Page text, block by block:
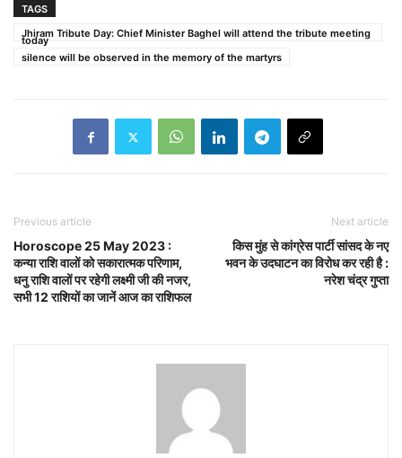
TAGS
Jhiram Tribute Day: Chief Minister Baghel will attend the tribute meeting
today
silence will be observed in the memory of the martyrs
Previous article
Horoscope 25 May 2023 :
कन्या राशि वालों को सकारात्मक परिणाम,
धनु राशि वालों पर रहेगी लक्ष्मी जी की नजर,
सभी 12 राशियों का जानें आज का राशिफल
Next article
किस मुंह से कांग्रेस पार्टी सांसद के नए
भवन के उदघाटन का विरोध कर रही है :
नरेश चंद्र गुप्ता